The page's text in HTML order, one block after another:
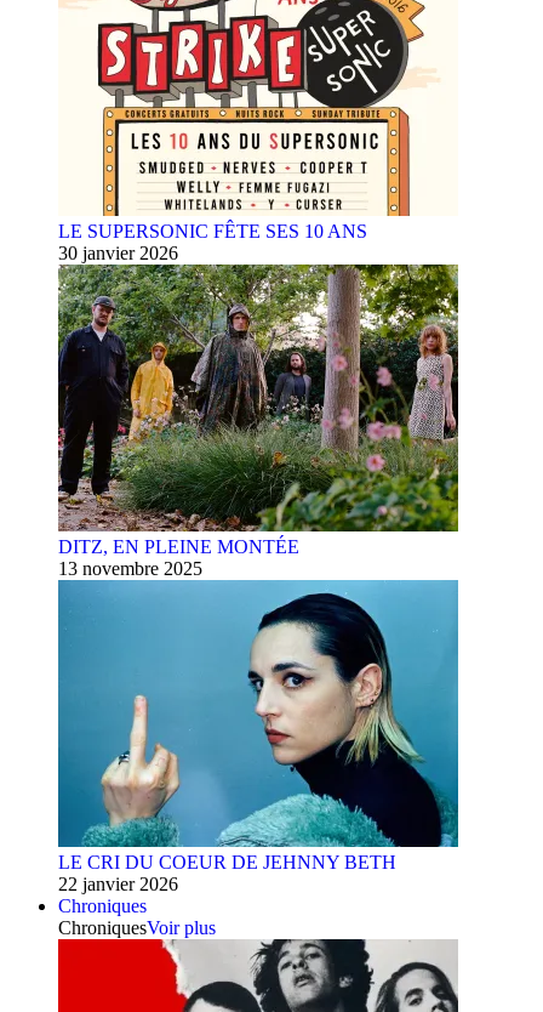
LE SUPERSONIC FÊTE SES 10 ANS
30 janvier 2026
DITZ, EN PLEINE MONTÉE
13 novembre 2025
LE CRI DU COEUR DE JEHNNY BETH
22 janvier 2026
Chroniques
ChroniquesVoir plus